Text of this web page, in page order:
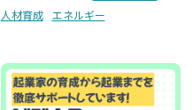
人材育成 エネルギー